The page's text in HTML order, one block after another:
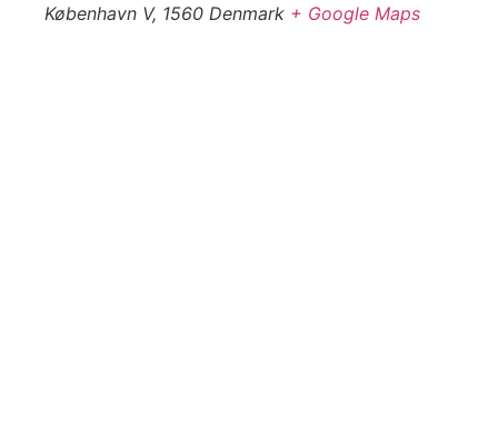
København V, 1560 Denmark + Google Maps